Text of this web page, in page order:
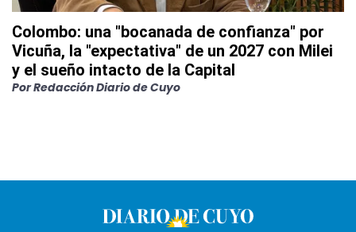
Colombo: una "bocanada de confianza" por
Vicuña, la "expectativa" de un 2027 con Milei
y el sueño intacto de la Capital
PorRedacción Diario de Cuyo